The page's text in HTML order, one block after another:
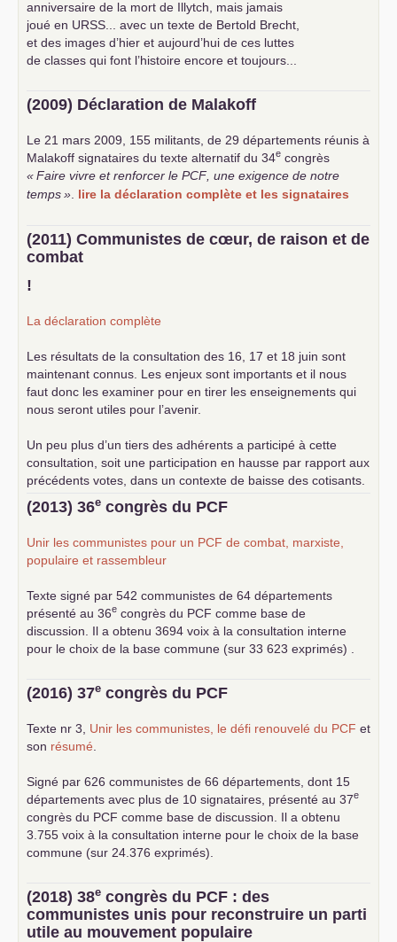
anniversaire de la mort de Illytch, mais jamais
joué en URSS ... avec un texte de Bertold Brecht,
et des images d’hier et aujourd’hui de ces luttes
de classes qui font l’histoire encore et toujours...
(2009) Déclaration de Malakoff
Le 21 mars 2009, 155 militants, de 29 départements réunis à
Malakoff signataires du texte alternatif du 34e congrès
«Faire vivre et renforcer le PCF , une exigence de notre
temps» lire la déclaration complète et les signataires
(2011) Communistes de cœur, de raison et de
combat
!
La déclaration complète
Les résultats de la consultation des 16, 17 et 18 juin sont
maintenant connus. Les enjeux sont importants et il nous
faut donc les examiner pour en tirer les enseignements qui
nous seront utiles pour l’avenir.
Un peu plus d’un tiers des adhérents a participé à cette
consultation, soit une participation en hausse par rapport aux
précédents votes, dans un contexte de baisse des cotisants.
... lire la suite
(2013) 36e congrès du PCF
Unir les communistes pour un PCF de combat, marxiste,
populaire et rassembleur
Texte signé par 542 communistes de 64 départements
présenté au 36e congrès du PCF comme base de
discussion. Il a obtenu 3694 voix à la consultation interne
pour le choix de la base commune (sur 33 623 exprimés) .
(2016) 37e congrès du PCF
Texte nr 3, Unir les communistes, le défi renouvelé du PCF et
son résumé
Signé par 626 communistes de 66 départements, dont 15
départements avec plus de 10 signataires, présenté au 37e
congrès du PCF comme base de discussion. Il a obtenu
3.755 voix à la consultation interne pour le choix de la base
commune (sur 24.376 exprimés).
(2018) 38e congrès du PCF : des
communistes unis pour reconstruire un parti
utile au mouvement populaire